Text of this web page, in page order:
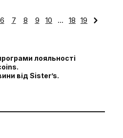
6 7 8 9 10 ... 18 19
лояльності
від Sister’s.